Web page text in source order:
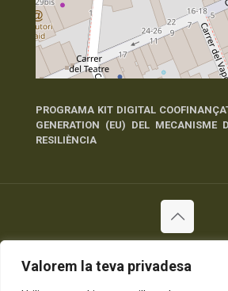
Valorem la teva privadesa
PROGRAMA KIT DIGITAL
GENERATION (EU) DEL MECANISME
RESILIÈNCIA
Política de Privadesa Política de